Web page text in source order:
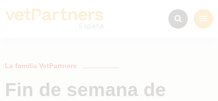
La familia VetPartners
Fin de semana de